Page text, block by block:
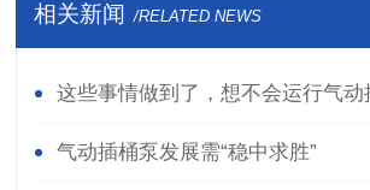
相关新闻 /RELATED NEWS
这些事情做到了，想不会运行气动
气动插桶泵发展需“稳中求胜”